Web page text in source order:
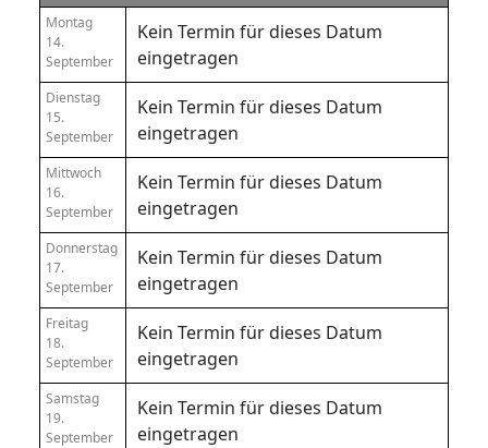
Montag
14.
September
Kein Termin für dieses Datum
eingetragen
Dienstag
15.
September
Kein Termin für dieses Datum
eingetragen
Mittwoch
16.
September
Kein Termin für dieses Datum
eingetragen
Donnerstag
17.
September
Kein Termin für dieses Datum
eingetragen
Freitag
18.
September
Kein Termin für dieses Datum
eingetragen
Samstag
19.
September
Kein Termin für dieses Datum
eingetragen